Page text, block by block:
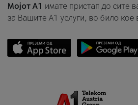
Мојот A1 имате пристап до сите
за Вашите A1 услуги, во било кое